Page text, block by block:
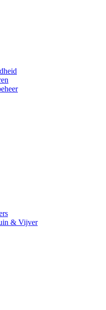
& Vijver